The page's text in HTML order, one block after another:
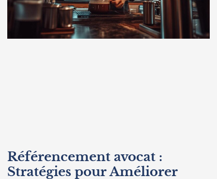
Référencement avocat :
Stratégies pour Améliorer